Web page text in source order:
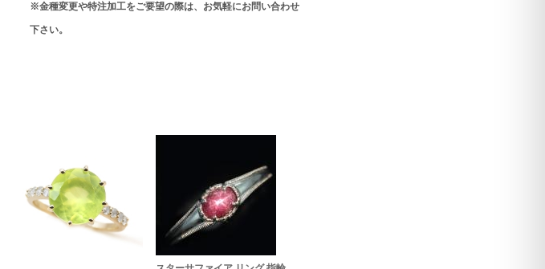
※金種変更や特注加工をご要望の際は、お気軽にお問い合わせ
下さい。